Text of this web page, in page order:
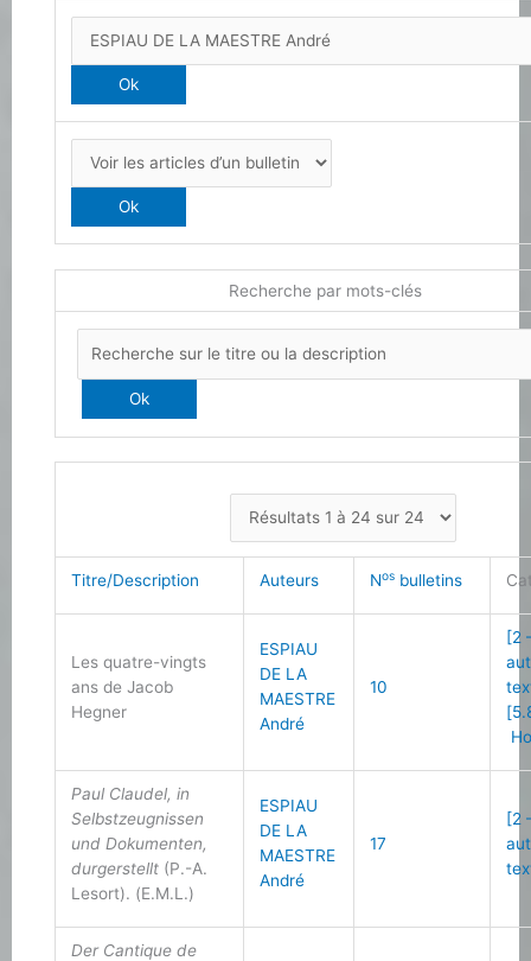
Recherche par mots-clés
Titre/Description Auteurs Nos bulletins
Les quatre-vingts
ans de Jacob
Hegner
ESPIAU
DE LA
MAESTRE
André
10
[2
Paul Claudel, in
Selbstzeugnissen
und Dokumenten,
durgerstellt (P.-A.
Lesort). (E.M.L.)
ESPIAU
DE LA
MAESTRE
André
17
[2
Der Cantique de